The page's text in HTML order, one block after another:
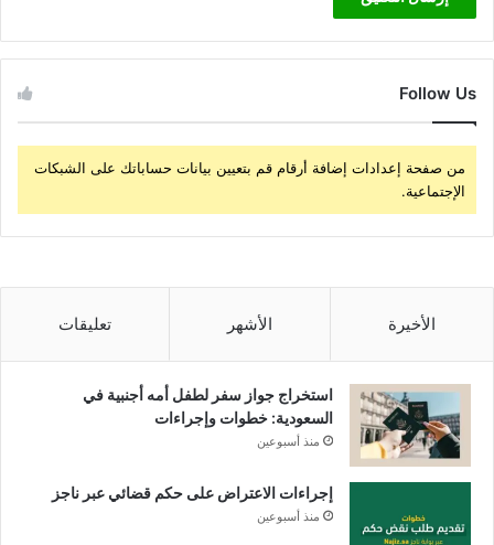
Follow Us
من صفحة إعدادات إضافة أرقام قم بتعيين بيانات حساباتك على الشبكات
الإجتماعية.
الأخيرة الأشهر تعليقات
استخراج جواز سفر لطفل أمه أجنبية في
السعودية: خطوات وإجراءات
منذ أسبوعين
إجراءات الاعتراض على حكم قضائي عبر ناجز
منذ أسبوعين